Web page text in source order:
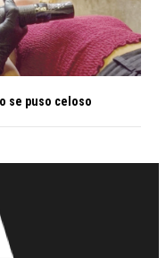
se puso celoso